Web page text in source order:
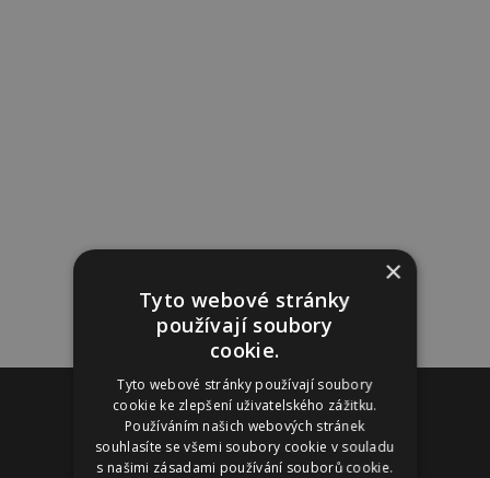
Reklama
×
Tyto webové stránky
používají soubory
cookie.
Tyto webové stránky používají soubory
cookie ke zlepšení uživatelského zážitku.
Používáním našich webových stránek
souhlasíte se všemi soubory cookie v souladu
s našimi zásadami používání souborů cookie.